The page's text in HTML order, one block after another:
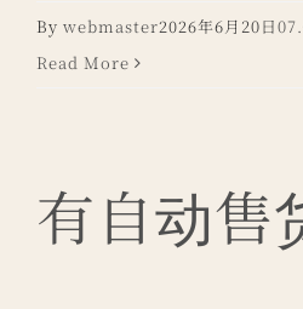
By webmaster2026年6月20日
Read More
有自动售